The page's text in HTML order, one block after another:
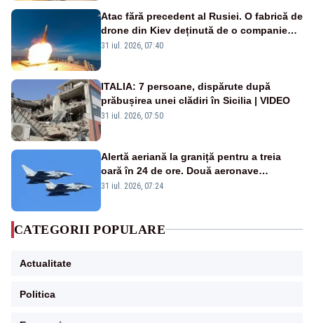
Atac fără precedent al Rusiei. O fabrică de
drone din Kiev deținută de o companie
americană, distrusă de o rachetă
31 iul. 2026, 07:40
ITALIA: 7 persoane, dispărute după
prăbușirea unei clădiri în Sicilia | VIDEO
31 iul. 2026, 07:50
Alertă aeriană la graniță pentru a treia
oară în 24 de ore. Două aeronave
Eurofighter britanice au fost ridicate de la
31 iul. 2026, 07:24
CATEGORII POPULARE
Actualitate
Politica